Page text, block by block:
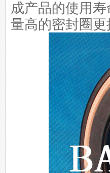
成产品的使用
量高的密封圈